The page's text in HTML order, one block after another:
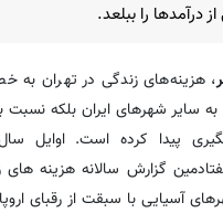
درآمدها را ببلعد.
، هزینه‌های زندگی در تهران
سایر شهرهای ایران بلکه نسبت
پیدا کرده است. اوایل
گزارش سالانه هزینه های
آسیایی با سبقت از رقبای